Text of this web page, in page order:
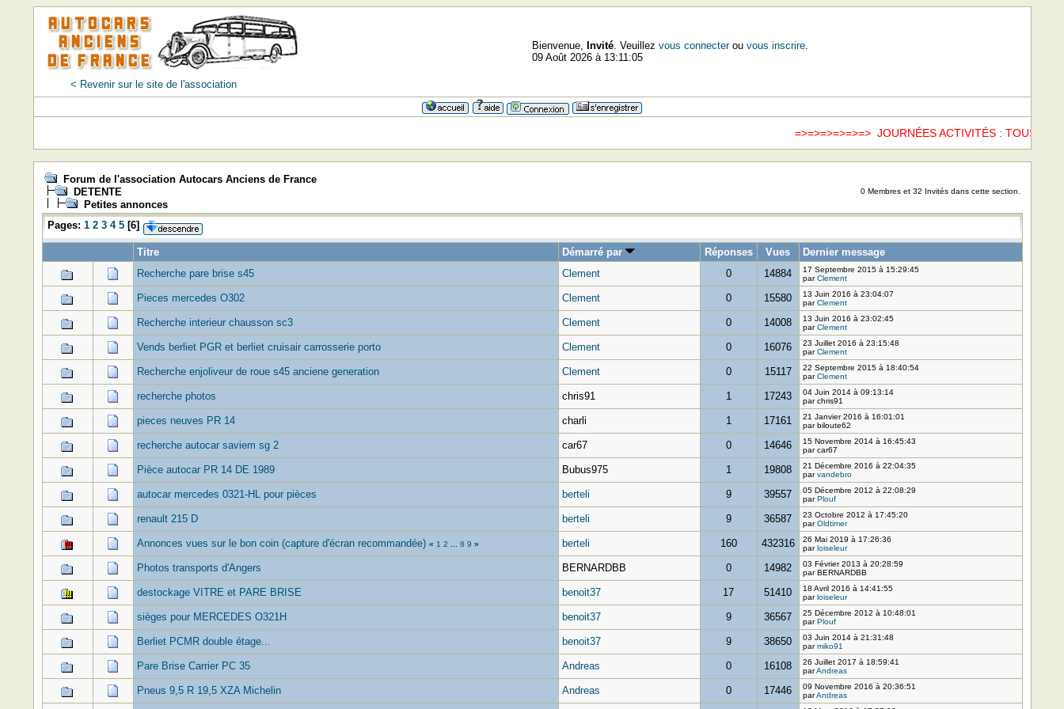
< Revenir sur le site de l'association
Bienvenue, Invité. Veuillez vous connecterou vous inscrire.
09 Août 2026 à 13:11:05
=>=>=>=>=>=> JOURNÉES ACTIVITÉS : TOUS LES
Forum de l'association Autocars Anciens de France
DETENTE
Petites annonces
0 Membres et 32 Invités dans cette section.
Pages: 1 2 3 4 5[6]
Titre Démarré par Réponses Vues
Dernier message
Recherche pare brise s45
Clement 0 14884
17 Septembre 2015 à 15:29:45
parClement
Pieces mercedes O302 Clement 0 15580
13 Juin 2016 à 23:04:07
parClement
Recherche interieur chausson sc3 Clement 0 14008
13 Juin 2016 à 23:02:45
parClement
Vends berliet PGR et berliet cruisair carrosserie porto Clement 0 16076
23 Juillet 2016 à 23:15:48
parClement
Recherche enjoliveur de roue s45 anciene generation Clement 0 15117
22 Septembre 2015 à 18:40:54
parClement
recherche photos chris91 1 17243
04 Juin 2014 à 09:13:14
par chris91
pieces neuves PR 14 charli 1 17161
21 Janvier 2016 à 16:01:01
par biloute62
recherche autocar saviem sg 2 car67 0 14646
15 Novembre 2014 à 16:45:43
par car67
Pièce autocar PR 14 DE 1989 Bubus975 1 19808
21 Décembre 2016 à 22:04:35
parvandebro
autocar mercedes 0321-HL pour pièces berteli 9 39557
05 Décembre 2012 à 22:08:29
parPlouf
renault 215 D berteli 9 36587
23 Octobre 2012 à 17:45:20
parOldtimer
Annonces vues sur le bon coin (capture d'écran recommandée) « 1 2 8 9 » berteli 160 432316
26 Mai 2019 à 17:26:36
parloiseleur
Photos transports d'Angers BERNARDBB 0 14982
03 Février 2013 à 20:28:59
par BERNARDBB
destockage VITRE et PARE BRISE benoit37 17 51410
18 Avril 2016 à 14:41:55
parloiseleur
sièges pour MERCEDES O321H benoit37 9 36567
25 Décembre 2012 à 10:48:01
parPlouf
Berliet PCMR double étage... benoit37 9 38650
03 Juin 2014 à 21:31:48
parmiko91
Pare Brise Carrier PC 35 Andreas 0 16108
26 Juillet 2017 à 18:59:41
parAndreas
Pneus 9,5 R 19,5 XZA Michelin Andreas 0 17446
09 Novembre 2016 à 20:36:51
parAndreas